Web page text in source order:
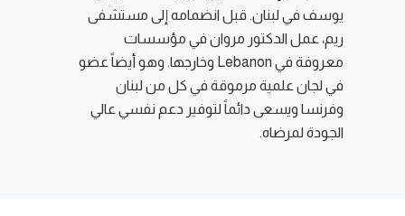
يوسف في لبنان. قبل انضمامه إلى مستشفى
ريم، عمل الدكتور مروان في مؤسسات
معروفة في Lebanon وخارجها. وهو أيضاً عضو
في لجان علمية مرموقة في كل من لبنان
وفرنسا ويسعى دائماً لتوفير دعم نفسي عالي
الجودة لمرضاه.